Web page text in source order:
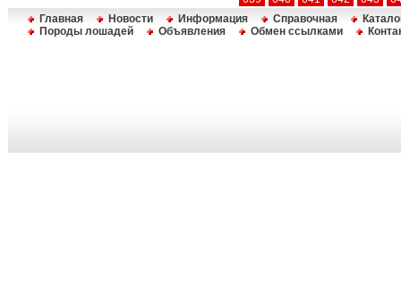
Главная
Новости Информация Справочная
Породы лошадей
Объявления Обмен ссылками